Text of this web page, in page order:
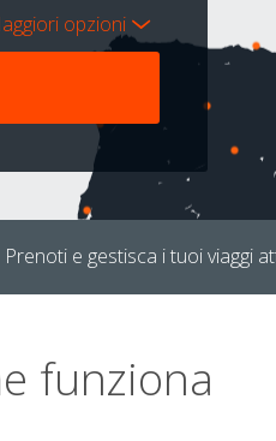
opzioni
Prenoti e gestisca i tuoi viaggi
funziona